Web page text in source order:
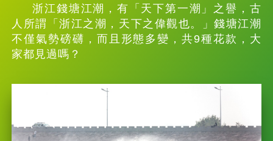
浙江錢塘江潮，有「天下第一潮」之譽，古
人所謂「浙江之潮，天下之偉觀也。」錢塘江潮
不僅氣勢磅礴，而且形態多變，共9種花款，大
家都見過嗎？